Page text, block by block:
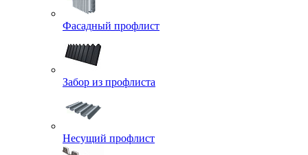
Фасадный профлист
Забор из профлиста
Несущий профлист